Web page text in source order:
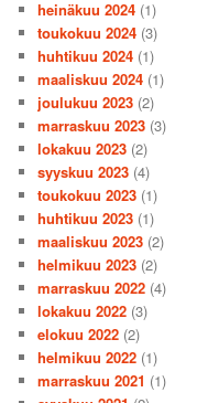
heinäkuu 2024 (1)
toukokuu 2024 (3)
huhtikuu 2024 (1)
maaliskuu 2024 (1)
joulukuu 2023 (2)
marraskuu 2023 (3)
lokakuu 2023 (2)
syyskuu 2023 (4)
toukokuu 2023 (1)
huhtikuu 2023 (1)
maaliskuu 2023 (2)
helmikuu 2023 (2)
marraskuu 2022 (4)
lokakuu 2022 (3)
elokuu 2022 (2)
helmikuu 2022 (1)
marraskuu 2021 (1)